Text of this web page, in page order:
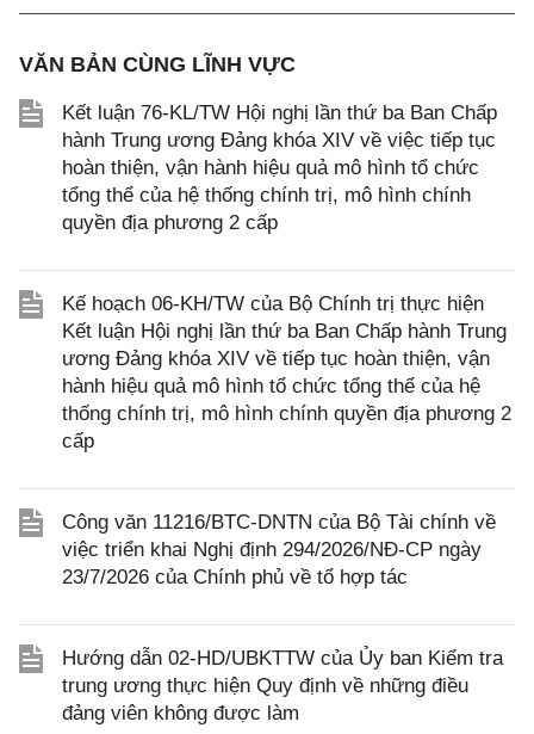
VĂN BẢN CÙNG LĨNH VỰC
Kết luận 76-KL/TW Hội nghị lần thứ ba Ban Chấp
hành Trung ương Đảng khóa XIV về việc tiếp tục
hoàn thiện, vận hành hiệu quả mô hình tổ chức
tổng thể của hệ thống chính trị, mô hình chính
quyền địa phương 2 cấp
Kế hoạch 06-KH/TW của Bộ Chính trị thực hiện
Kết luận Hội nghị lần thứ ba Ban Chấp hành Trung
ương Đảng khóa XIV về tiếp tục hoàn thiện, vận
hành hiệu quả mô hình tổ chức tổng thể của hệ
thống chính trị, mô hình chính quyền địa phương 2
cấp
Công văn 11216/BTC-DNTN của Bộ Tài chính về
việc triển khai Nghị định 294/2026/NĐ-CP ngày
23/7/2026 của Chính phủ về tổ hợp tác
Hướng dẫn 02-HD/UBKTTW của Ủy ban Kiểm tra
trung ương thực hiện Quy định về những điều
đảng viên không được làm